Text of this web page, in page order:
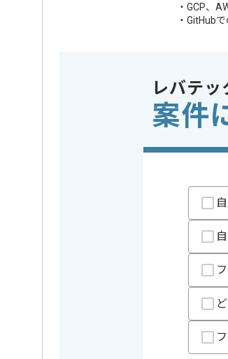
・GCP、
・GitHub
※上記に似た
この案件で扱う技術 クラウド
現場の雰囲気も明るく、交流会や
新しいアイディアを積極的に取り
スペックの高いPCやディスプレイ
ジュースの飲み放題等、作業しや
レバテッ
案件